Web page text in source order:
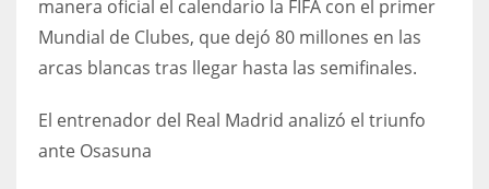
manera oficial el calendario la FIFA con el primer
Mundial de Clubes, que dejó 80 millones en las
arcas blancas tras llegar hasta las semifinales.
El entrenador del Real Madrid analizó el triunfo
ante Osasuna